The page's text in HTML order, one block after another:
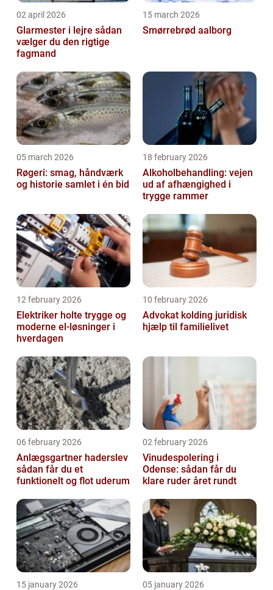
02 april 2026
Glarmester i lejre sådan
vælger du den rigtige
fagmand
15 march 2026
Smørrebrød aalborg
05 march 2026
Røgeri: smag, håndværk
og historie samlet i én bid
18 february 2026
Alkoholbehandling: vejen
ud af afhængighed i
trygge rammer
12 february 2026
Elektriker holte trygge og
moderne el-løsninger i
hverdagen
10 february 2026
Advokat kolding juridisk
hjælp til familielivet
06 february 2026
Anlægsgartner haderslev
sådan får du et
funktionelt og flot uderum
02 february 2026
Vinudespolering i
Odense: sådan får du
klare ruder året rundt
15 january 2026 05 january 2026